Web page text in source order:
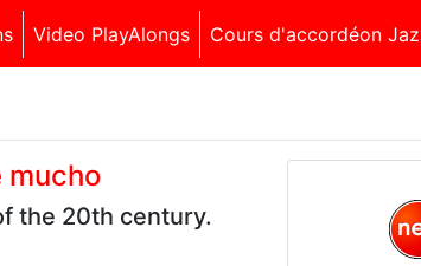
Video PlayAlongs Cours d'accordéon
mucho
the 20th century.